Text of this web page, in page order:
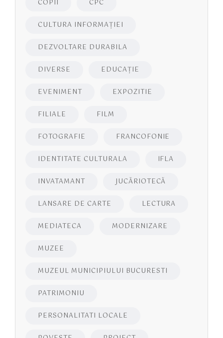
COPII CPC
CULTURA INFORMAŢIEI
DEZVOLTARE DURABILA
DIVERSE EDUCAŢIE
EVENIMENT EXPOZITIE
FILIALE FILM
FOTOGRAFIE FRANCOFONIE
IDENTITATE CULTURALA IFLA
INVATAMANT JUCĂRIOTECĂ
LANSARE DE CARTE LECTURA
MEDIATECA MODERNIZARE
MUZEE
MUZEUL MUNICIPIULUI BUCURESTI
PATRIMONIU
PERSONALITATI LOCALE